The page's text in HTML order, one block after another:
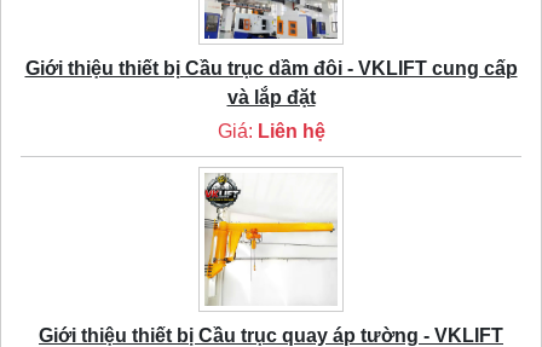
Giới thiệu thiết bị Cầu trục dầm đôi - VKLIFT cung cấp
và lắp đặt
Giá: Liên hệ
Giới thiệu thiết bị Cầu trục quay áp tường - VKLIFT